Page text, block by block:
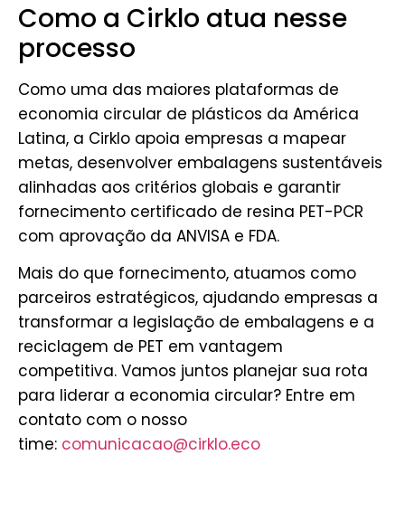
Como a Cirklo atua nesse
processo
Como uma das maiores plataformas de
economia circular de plásticos da América
Latina, a Cirklo apoia empresas a mapear
metas, desenvolver embalagens sustentáveis
alinhadas aos critérios globais e garantir
fornecimento certificado de resina PET-PCR
com aprovação da ANVISA e FDA.
Mais do que fornecimento, atuamos como
parceiros estratégicos, ajudando empresas a
transformar a legislação de embalagens e a
reciclagem de PET em vantagem
competitiva. Vamos juntos planejar sua rota
para liderar a economia circular? Entre em
contato com o nosso
time: comunicacao@cirklo.eco